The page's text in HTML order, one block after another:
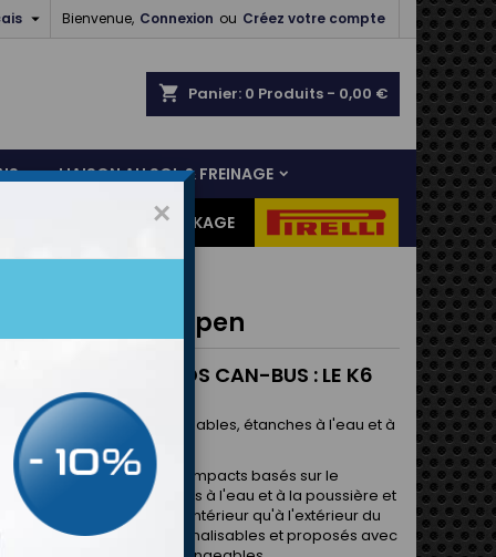
Bienvenue, Connexion ou Créez votre compte

shopping_cart Panier: 0 Produits - 0,00 €
LIAISON AU SOL & FREINAGE
DESTOCKAGE
K6/K6 Open
SÉRIE DES KEYPADS CAN-BUS : LE K6
entièrement personnalisables, étanches à l'eau et à
et K15 sont des keypad compacts basés sur le
CAN-Bus. Ils sont résistants à l'eau et à la poussière et
installés aussi bien à l'intérieur qu'à l'extérieur du
sont entièrement personnalisables et proposés avec
×